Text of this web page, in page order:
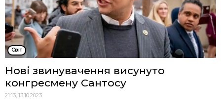
Cвіт
Нові звинувачення висунуто
конгресмену Сантосу
21:13, 13.10.2023